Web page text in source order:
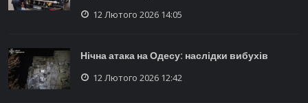
12 Лютого 2026 14:05
Нічна атака на Одесу: наслідки вибухів
12 Лютого 2026 12:42